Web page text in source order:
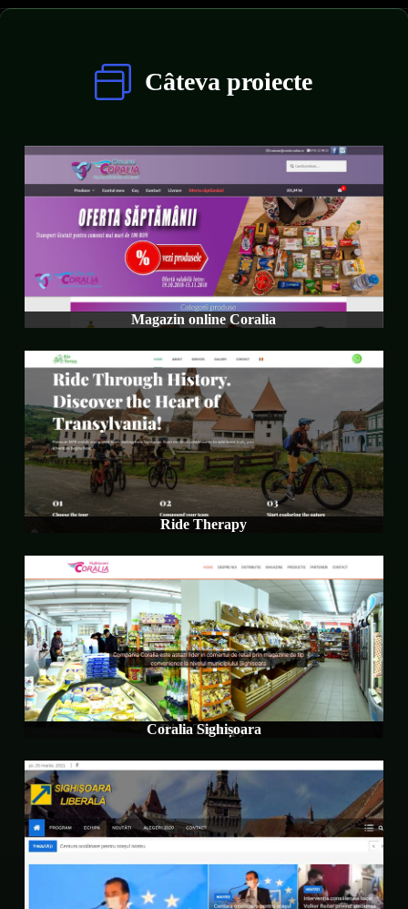
Câteva proiecte
Magazin online Coralia
Ride Therapy
Ride Therapy
Coralia Sighișoara